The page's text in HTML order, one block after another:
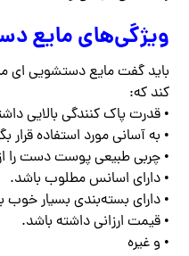
ویژگی‌های مایع
باید گفت مایع دستشویی ای
کند که:
• قدرت پاک کنندگی بالایی
• به آسانی مورد استفاده قرار
• چربی طبیعی پوست دست را از
• دارای اسانس مطلوب باشد.
• دارای بسته‌بندی بسیار خوب
• قیمت ارزانی داشته باشد.
• و غیره